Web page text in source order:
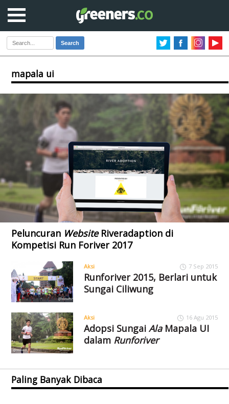
Search
mapala ui
Peluncuran WebsiteRiveradaption di
Kompetisi Run Foriver 2017
Aksi 7 Sep 2015
Runforiver 2015, Berlari untuk
Sungai Ciliwung
Aksi 16 Agu 2015
Adopsi Sungai AlaMapala UI
dalam Runforiver
Paling Banyak Dibaca